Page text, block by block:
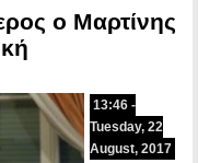
ο Μαρτίνης
13:46 -
Tuesday, 22
August, 2017